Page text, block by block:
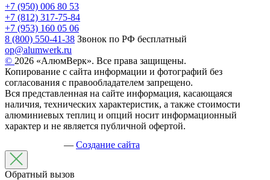
+7 (950) 006 80 53
+7 (812) 317-75-84
+7 (953) 160 05 06
8 (800) 550-41-38 Звонок по РФ бесплатный
op@alumwerk.ru
© 2026 «АлюмВерк». Все права защищены.
Копирование с сайта информации и фотографий без
согласования с правообладателем запрещено.
Вся представленная на сайте информация, касающаяся
наличия, технических характеристик, а также стоимости
алюминиевых теплиц и опций носит информационный
характер и не является публичной офертой.
— Создание сайта
Обратный вызов